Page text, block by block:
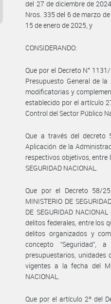
del 27 de diciembre de
Nros. 335 del 6 de marzo
15 de enero de 2025, y
CONSIDERANDO:
Que por el Decreto N°
Presupuesto General de
modificatorias y
establecido por el artículo
Control del Sector Público
Que a través del decreto
Aplicación de la
respectivos objetivos, entre
SEGURIDAD NACIONAL.
Que por el Decreto 58/
MINISTERIO DE
DE SEGURIDAD
delitos federales, entre los
delitos organizados y
concepto
presupuestarios, unidades
vigentes a la fecha del
NACIONAL.
Que por el artículo 2º del